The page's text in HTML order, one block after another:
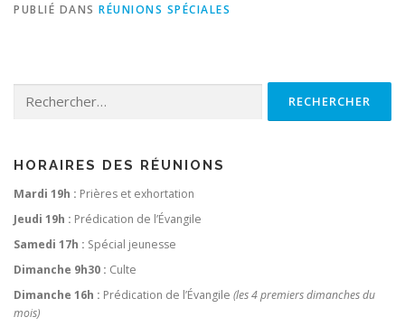
PUBLIÉ DANS RÉUNIONS SPÉCIALES
HORAIRES DES RÉUNIONS
Mardi 19h : Prières et exhortation
Jeudi 19h : Prédication de l’Évangile
Samedi 17h : Spécial jeunesse
Dimanche 9h30 : Culte
Dimanche 16h : Prédication de l’Évangile (les 4 premiers dimanches du
mois)